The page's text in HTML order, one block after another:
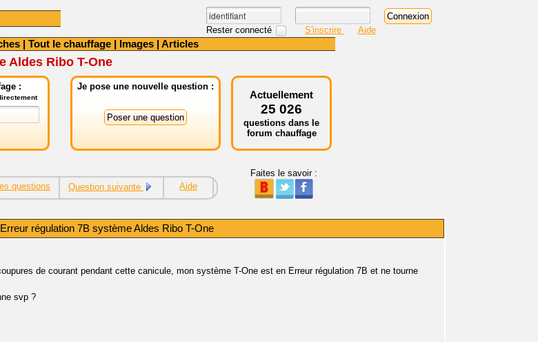
Rester connecté S'inscrire Aide
| Tout le chauffage | Images | Articles
Aldes Ribo T-One
: Je pose une nouvelle question :
Actuellement
25 026
questions dans le
forum chauffage
questions Question suivante Aide
Faites le savoir :
Erreur régulation 7B système Aldes Ribo T-One
de courant pendant cette canicule, mon système T-One est en Erreur régulation 7B et ne tourne
svp ?